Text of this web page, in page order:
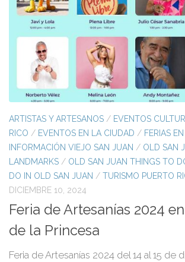
ARTISTAS Y ARTESANOS / EVENTOS
RICO / EVENTOS EN LA CIUDAD / FERIAS
INFORMACIÓN VIEJO SAN JUAN / OLD SAN
LANDMARKS / OLD SAN JUAN THINGS TO
DO IN OLD SAN JUAN / TURISMO PUERTO
DICIEMBRE 10, 2024
Feria de Artesanías 2024
de la Princesa
Feria de Artesanías 2024 del 14 al 15 de